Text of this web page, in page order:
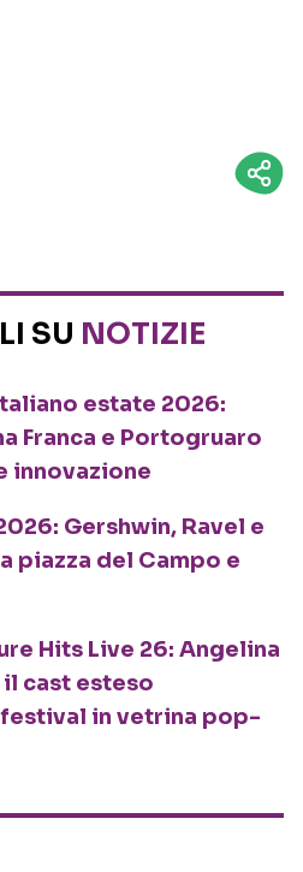
SU NOTIZIE
estate 2026:
Franca e Portogruaro
innovazione
Gershwin, Ravel e
piazza del Campo e
Hits Live 26: Angelina
cast esteso
in vetrina pop-